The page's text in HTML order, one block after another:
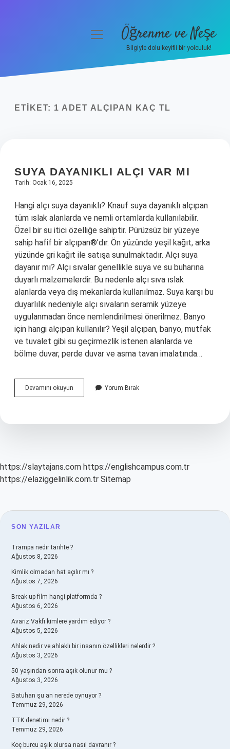
Yasal Uyarı
menüyüÖğrenme ve Neşe
Bilgiyle dolu keyifli bir yolculuk!
ETIKET: 1 ADET ALÇIPAN KAÇ TL
SUYA DAYANIKLI ALÇI VAR MI
Tarih: Ocak 16, 2025
Hangi alçı suya dayanıklı? Knauf suya dayanıklı alçıpan
tüm ıslak alanlarda ve nemli ortamlarda kullanılabilir.
Özel bir su itici özelliğe sahiptir. Pürüzsüz bir yüzeye
sahip hafif bir alçıpan®’dır. Ön yüzünde yeşil kağıt, arka
yüzünde gri kağıt ile satışa sunulmaktadır. Alçı suya
dayanır mı? Alçı sıvalar genellikle suya ve su buharına
duyarlı malzemelerdir. Bu nedenle alçı sıva ıslak
alanlarda veya dış mekanlarda kullanılmaz. Suya karşı bu
duyarlılık nedeniyle alçı sıvaların seramik yüzeye
uygulanmadan önce nemlendirilmesi önerilmez. Banyo
için hangi alçıpan kullanılır? Yeşil alçıpan, banyo, mutfak
ve tuvalet gibi su geçirmezlik istenen alanlarda ve
bölme duvar, perde duvar ve asma tavan imalatında…
Devamını okuyun
Dayanıklı
Mı
Yorum Bırak
https://slaytajans.com https://englishcampus.com.tr
https://elaziggelinlik.com.tr Sitemap
SIDEBAR
SON YAZILAR
Trampa nedir tarihte ?
Ağustos 8, 2026
Kimlik olmadan hat açılır mı ?
Ağustos 7, 2026
Break up film hangi platformda ?
Ağustos 6, 2026
Avarız Vakfı kimlere yardım ediyor ?
Ağustos 5, 2026
Ahlak nedir ve ahlaklı bir insanın özellikleri nelerdir ?
Ağustos 3, 2026
50 yaşından sonra aşık olunur mu ?
Ağustos 3, 2026
Batuhan şu an nerede oynuyor ?
Temmuz 29, 2026
TTK denetimi nedir ?
Temmuz 29, 2026
Koç burcu aşık olursa nasıl davranır ?